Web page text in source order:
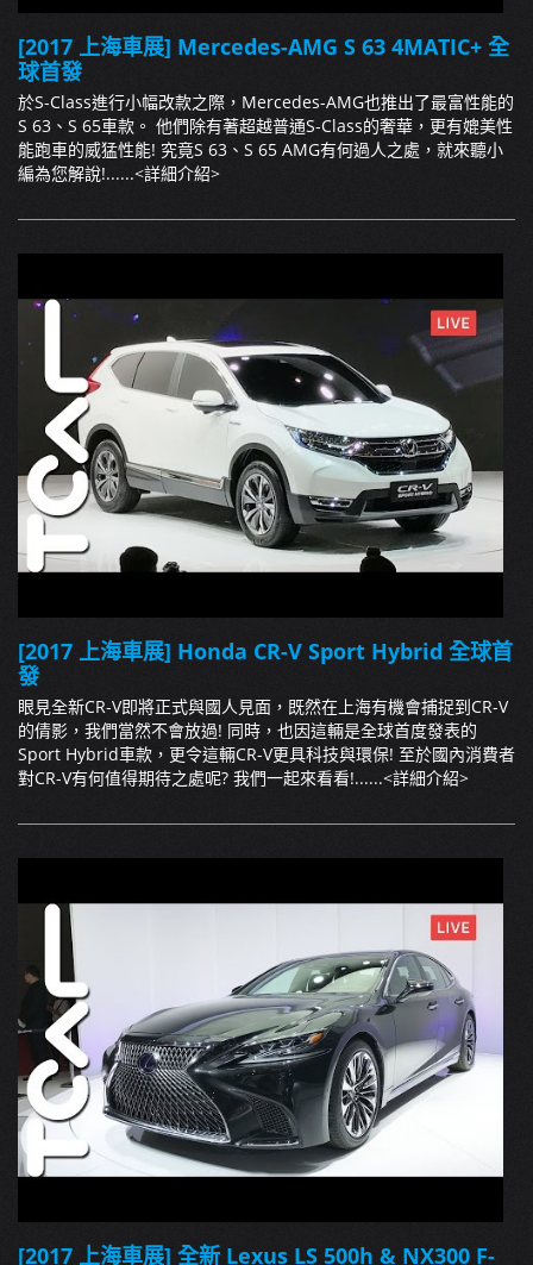
[2017 上海車展] Mercedes-AMG S 63 4MATIC+ 全
球首發
於S-Class進行小幅改款之際，Mercedes-AMG也推出了最富性能的
S 63、S 65車款。 他們除有著超越普通S-Class的奢華，更有媲美性
能跑車的威猛性能! 究竟S 63、S 65 AMG有何過人之處，就來聽小
編為您解說!......<詳細介紹>
[2017 上海車展] Honda CR-V Sport Hybrid 全球首
發
眼見全新CR-V即將正式與國人見面，既然在上海有機會捕捉到CR-V
的倩影，我們當然不會放過! 同時，也因這輛是全球首度發表的
Sport Hybrid車款，更令這輛CR-V更具科技與環保! 至於國內消費者
對CR-V有何值得期待之處呢? 我們一起來看看!......<詳細介紹>
[2017 上海車展] 全新 Lexus LS 500h & NX300 F-